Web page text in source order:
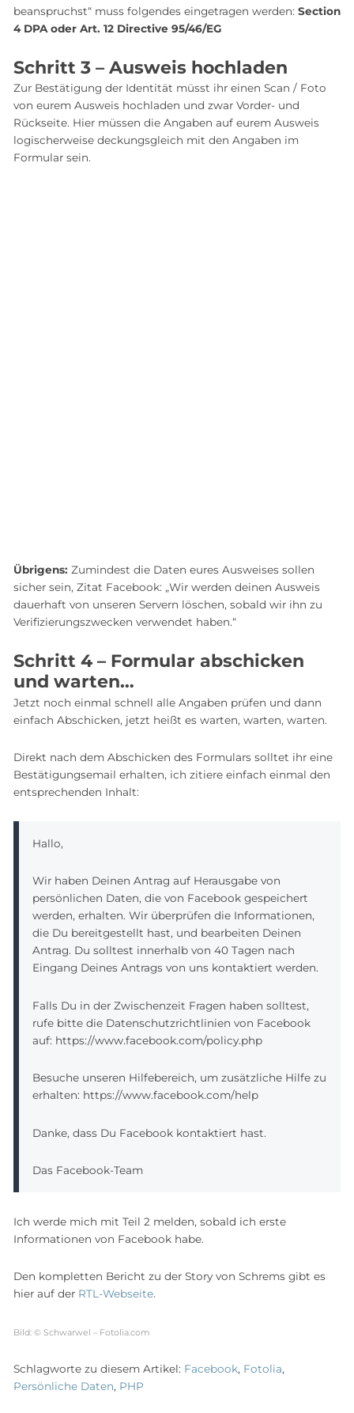
beanspruchst“ muss folgendes eingetragen werden: Section
4 DPA oder Art. 12 Directive 95/46/EG
Schritt 3 – Ausweis hochladen
Zur Bestätigung der Identität müsst ihr einen Scan / Foto
von eurem Ausweis hochladen und zwar Vorder- und
Rückseite. Hier müssen die Angaben auf eurem Ausweis
logischerweise deckungsgleich mit den Angaben im
Formular sein.
Übrigens: Zumindest die Daten eures Ausweises sollen
sicher sein, Zitat Facebook: „Wir werden deinen Ausweis
dauerhaft von unseren Servern löschen, sobald wir ihn zu
Verifizierungszwecken verwendet haben.“
Schritt 4 – Formular abschicken
und warten…
Jetzt noch einmal schnell alle Angaben prüfen und dann
einfach Abschicken, jetzt heißt es warten, warten, warten.
Direkt nach dem Abschicken des Formulars solltet ihr eine
Bestätigungsemail erhalten, ich zitiere einfach einmal den
entsprechenden Inhalt:
Hallo,
Wir haben Deinen Antrag auf Herausgabe von
persönlichen Daten, die von Facebook gespeichert
werden, erhalten. Wir überprüfen die Informationen,
die Du bereitgestellt hast, und bearbeiten Deinen
Antrag. Du solltest innerhalb von 40 Tagen nach
Eingang Deines Antrags von uns kontaktiert werden.
Falls Du in der Zwischenzeit Fragen haben solltest,
rufe bitte die Datenschutzrichtlinien von Facebook
auf: https://www.facebook.com/policy.php
Besuche unseren Hilfebereich, um zusätzliche Hilfe zu
erhalten: https://www.facebook.com/help
Danke, dass Du Facebook kontaktiert hast.
Das Facebook-Team
Ich werde mich mit Teil 2 melden, sobald ich erste
Informationen von Facebook habe.
Den kompletten Bericht zu der Story von Schrems gibt es
hier auf der RTL-Webseite.
Bild: © Schwarwel – Fotolia.com
Schlagworte zu diesem Artikel: Facebook, Fotolia,
Persönliche Daten, PHP